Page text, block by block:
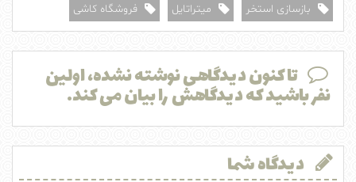
بازسازی استخر میتراتایل فروشگاه کاشی
تا کنون دیدگاهی نوشته نشده، اولین
نفر باشید که دیدگاهش را بیان می کند.
دیدگاه شما